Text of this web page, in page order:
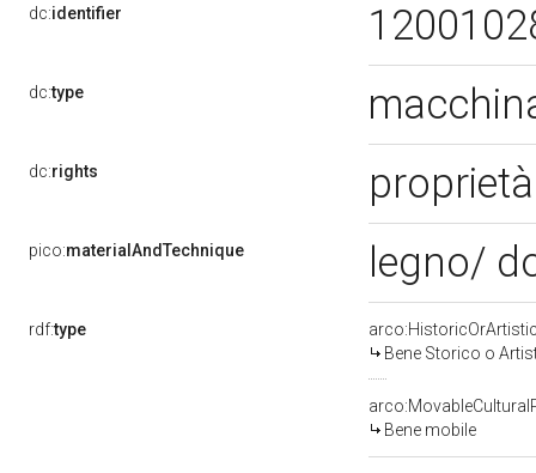
dc:identifier
dc:type
dc:rights
pico:materialAndTechnique legno/
rdf:type
Bene Storico o
Bene mobile